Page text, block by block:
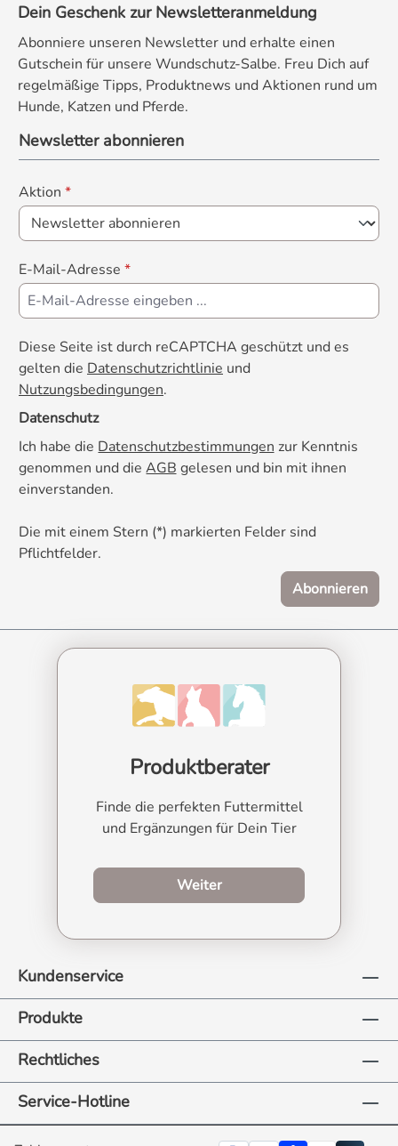
Dein Geschenk zur Newsletteranmeldung
Abonniere unseren Newsletter und erhalte einen
Gutschein für unsere Wundschutz-Salbe. Freu Dich auf
regelmäßige Tipps, Produktnews und Aktionen rund um
Hunde, Katzen und Pferde.
Newsletter abonnieren
Aktion *
E-Mail-Adresse *
Diese Seite ist durch reCAPTCHA geschützt und es
gelten die Datenschutzrichtlinie und
Nutzungsbedingungen.
Datenschutz
Ich habe die Datenschutzbestimmungen zur Kenntnis
genommen und die AGB gelesen und bin mit ihnen
einverstanden.
Die mit einem Stern (*) markierten Felder sind
Pflichtfelder.
Abonnieren
Produktberater
Finde die perfekten Futtermittel
und Ergänzungen für Dein Tier
Weiterzum Produktberater
Kundenservice
Produkte
Rechtliches
Service-Hotline